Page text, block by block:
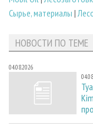
Сырье, материалы |
НОВОСТИ ПО ТЕМЕ
04.08.2026